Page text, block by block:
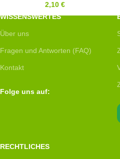
2,10 €
WISSENSWERTES
Über uns
Fragen und Antworten (FAQ)
Kontakt
Folge uns auf:
RECHTLICHES